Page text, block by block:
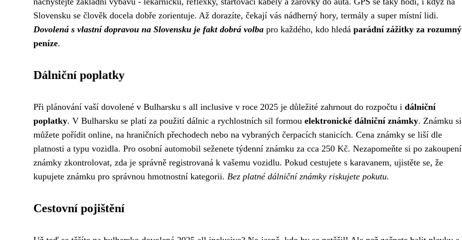
Slovensku se člověk docela dobře zorientuje. Až dorazíte, čekají vás nádherný hory, termály a super místní lidi.
Dovolená s vlastní dopravou na Slovensku je fakt dobrá volba pro každého, kdo hledá parádní zážitky za rozumný
peníze.
Dálniční poplatky
Při plánování vaší dovolené v Bulharsku s all inclusive v roce 2025 je důležité zahrnout do rozpočtu i dálniční
poplatky. V Bulharsku se platí za použití dálnic a rychlostních sil formou elektronické dálniční známky. Známku si
můžete pořídit online, na hraničních přechodech nebo na vybraných čerpacích stanicích. Cena známky se liší dle
platnosti a typu vozidla. Pro osobní automobil seženete týdenní známku za cca 250 Kč. Nezapomeňte si po zakoupení
známky zkontrolovat, zda je správně registrovaná k vašemu vozidlu. Pokud cestujete s karavanem, ujistěte se, že
kupujete známku pro správnou hmotnostní kategorii. Bez platné dálniční známky riskujete pokutu.
Cestovní pojištění